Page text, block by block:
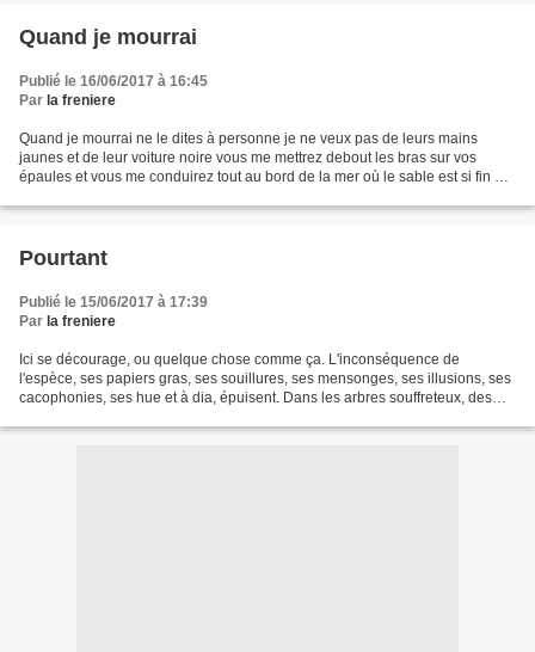
Quand je mourrai
Publié le 16/06/2017 à 16:45
Par la freniere
Quand je mourrai ne le dites à personne je ne veux pas de leurs mains
jaunes et de leur voiture noire vous me mettrez debout les bras sur vos
épaules et vous me conduirez tout au bord de la mer où le sable est si fin et
Pourtant
Publié le 15/06/2017 à 17:39
Par la freniere
Ici se décourage, ou quelque chose comme ça. L'inconséquence de
l'espèce, ses papiers gras, ses souillures, ses mensonges, ses illusions, ses
cacophonies, ses hue et à dia, épuisent. Dans les arbres souffreteux, des